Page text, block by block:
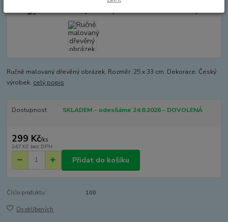
Ručně malovaný dřevěný obrázek. Rozměr: 25 x 33 cm. Dekorace. Český
výrobek. celý popis
Dostupnost SKLADEM - odesíláme 24.8.2026 - DOVOLENÁ
299 Kč/ks
247 Kč bez DPH
Přidat do košíku
Číslo produktu: 100
Do oblíbených